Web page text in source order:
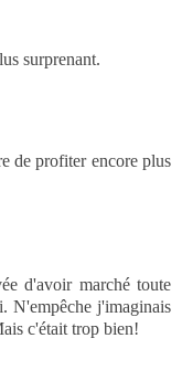
surprenant.
de profiter encore plus
d'avoir marché toute
N'empêche j'imaginais
c'était trop bien!